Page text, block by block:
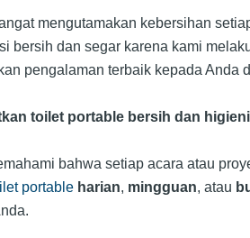
mengutamakan kebersihan
bersih dan segar karena kami
pengalaman terbaik kepada Anda
toilet portable bersih dan
bahwa setiap acara atau
portable harian, mingguan, atau